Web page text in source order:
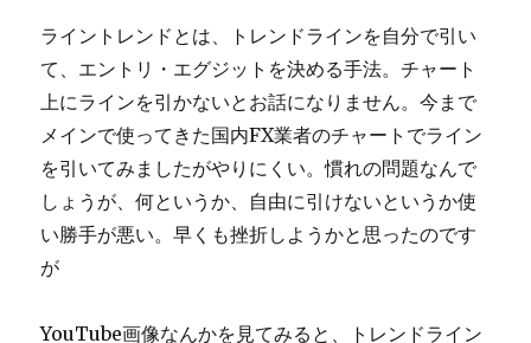
ライントレンドとは、トレンドラインを自分で引い
て、エントリ・エグジットを決める手法。チャート
上にラインを引かないとお話になりません。今まで
メインで使ってきた国内FX業者のチャートでライン
を引いてみましたがやりにくい。慣れの問題なんで
しょうが、何というか、自由に引けないというか使
い勝手が悪い。早くも挫折しようかと思ったのです
が
YouTube画像なんかを見てみると、トレンドライン